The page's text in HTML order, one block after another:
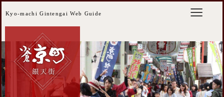
Kyo-machi Gintengai Web Guide